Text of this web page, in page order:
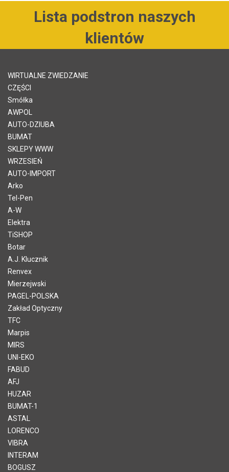
Lista podstron naszych
klientów
WIRTUALNE ZWIEDZANIE
CZĘŚCI
Smółka
AWPOL
AUTO-DZIUBA
BUMAT
SKLEPY WWW
WRZESIEŃ
AUTO-IMPORT
Arko
Tel-Pen
A-W
Elektra
TiSHOP
Botar
A.J. Klucznik
Renvex
Mierzejwski
PAGEL-POLSKA
Zakład Optyczny
TFC
Marpis
MIRS
UNI-EKO
FABUD
AFJ
HUZAR
BUMAT-1
ASTAL
LORENCO
VIBRA
INTERAM
BOGUSZ